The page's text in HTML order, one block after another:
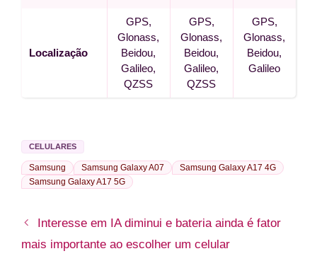
Localização
GPS,
Glonass,
Beidou,
Galileo,
QZSS
GPS,
Glonass,
Beidou,
Galileo,
QZSS
GPS,
Glonass,
Beidou,
Galileo
CELULARES
Samsung Samsung Galaxy A07
Samsung Galaxy A17 4G
Samsung Galaxy A17 5G
Interesse em IA diminui e bateria ainda é fator
mais importante ao escolher um celular